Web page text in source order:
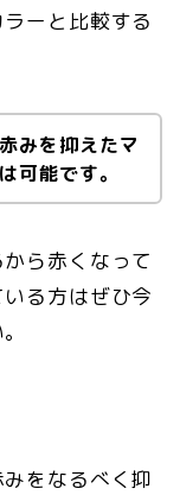
ーと比較する
みを抑えたマ
可能です。
ら赤くなって
る方はぜひ今
をなるべく抑